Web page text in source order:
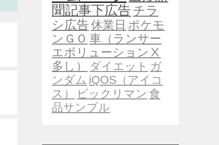
聞記事下広告 チラ
シ広告休業日 ポケモ
ンＧＯ 車（ランサー
エボリューションⅩ
多し）
ダイエット ガ
ンダム iQOS（アイコ
ス）
ビックリマン 食
品サンプル